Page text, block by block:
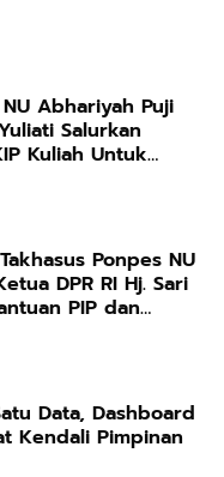
Abhariyah Puji
Kuliah Untuk
Ponpes NU
PIP dan
Data, Dashboard
Kendali Pimpinan